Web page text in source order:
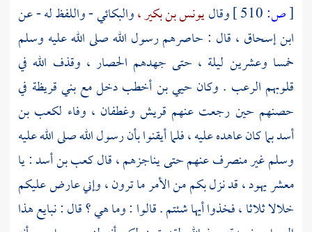
[ص: وقاليونس بن بكير ،والبكائي- واللفظ له - عن
ابن إسحاق ، قال : حاصرهم رسول الله صلى الله عليه وسلم
خمسا وعشرين ليلة ، حتى جهدهم الحصار ، وقذف الله في
قلوبهم الرعب . وكان حيي بن أخطبدخل معبني قريظة في
حصنهم حين رجعت عنهم قريش وغطفان ، وفاء لكعب بن
أسدبما كان عاهده عليه ، فلما أيقنوا بأن رسول الله صلى الله عليه
وسلم غير منصرف عنهم حتى يناجزهم ، قالكعب بن أسد: يا
معشر يهود ، قد نزل بكم من الأمر ما ترون ، وإني عارض عليكم
خلالا ثلاثا ، فخذوا أيها شئتم . قالوا : وما هي ؟ قال : نبايع هذا